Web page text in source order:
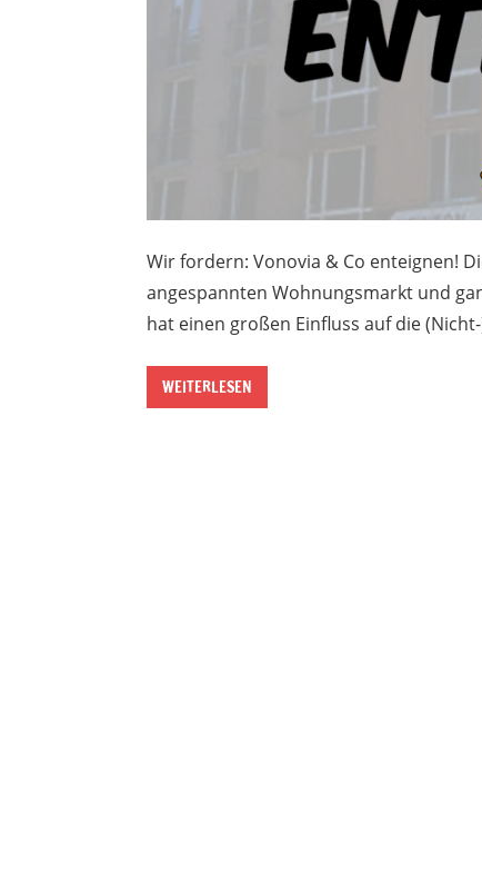
Wir fordern: Vonovia & Co enteignen!
angespannten Wohnungsmarkt und
hat einen großen Einfluss auf die
WEITERLESEN